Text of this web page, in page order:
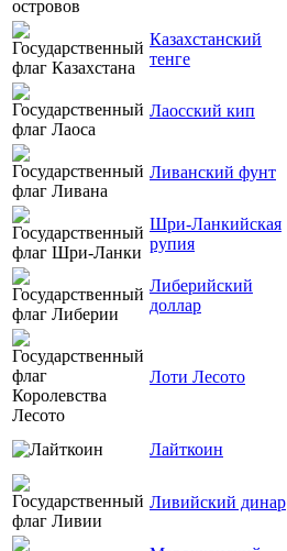
Казахстанский
тенге
Лаосский кип
Ливанский фунт
Шри-Ланкийская
рупия
Либерийский
доллар
Лоти Лесото
Лайткоин
Ливийский динар